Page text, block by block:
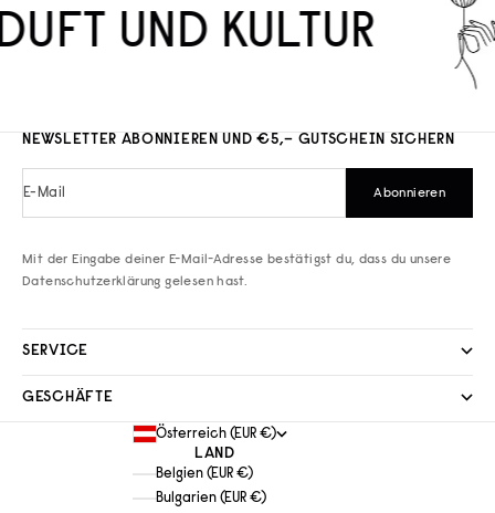
UND KULTUR
NEWSLETTER ABONNIEREN UND €5,– GUTSCHEIN SICHERN
E-Mail Abonnieren
Mit der Eingabe deiner E-Mail-Adresse bestätigst du, dass du unsere
Datenschutzerklärung gelesen hast.
SERVICE
GESCHÄFTE
Österreich (EUR €)
LAND
Belgien (EUR €)
Bulgarien (EUR €)